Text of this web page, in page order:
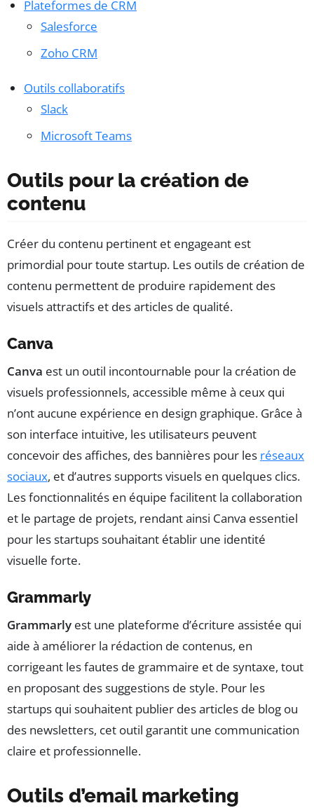
Plateformes de CRM
Salesforce
Zoho CRM
Outils collaboratifs
Slack
Microsoft Teams
Outils pour la création de
contenu
Créer du contenu pertinent et engageant est
primordial pour toute startup. Les outils de création de
contenu permettent de produire rapidement des
visuels attractifs et des articles de qualité.
Canva
Canva est un outil incontournable pour la création de
visuels professionnels, accessible même à ceux qui
n’ont aucune expérience en design graphique. Grâce à
son interface intuitive, les utilisateurs peuvent
concevoir des affiches, des bannières pour les réseaux
sociaux, et d’autres supports visuels en quelques clics.
Les fonctionnalités en équipe facilitent la collaboration
et le partage de projets, rendant ainsi Canva essentiel
pour les startups souhaitant établir une identité
visuelle forte.
Grammarly
Grammarly est une plateforme d’écriture assistée qui
aide à améliorer la rédaction de contenus, en
corrigeant les fautes de grammaire et de syntaxe, tout
en proposant des suggestions de style. Pour les
startups qui souhaitent publier des articles de blog ou
des newsletters, cet outil garantit une communication
claire et professionnelle.
Outils d’email marketing